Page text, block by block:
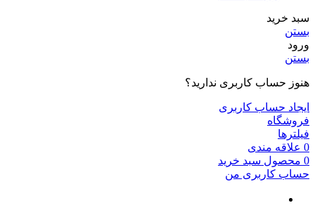
سبد خرید
بستن
ورود
بستن
هنوز حساب کاربری ندارید؟
ایجاد حساب کاربری
فروشگاه
فیلترها
0 علاقه مندی
0 محصول سبد خرید
حساب کاربری من